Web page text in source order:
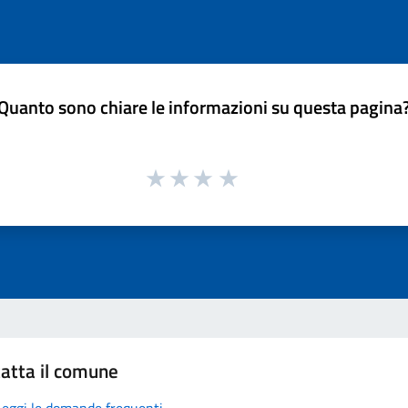
sono chiare le informazioni su questa
il comune